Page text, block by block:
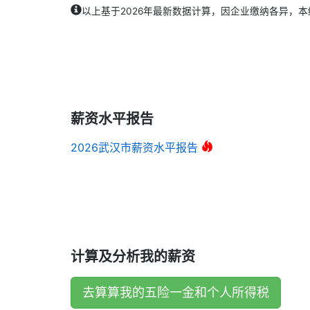
以上基于2026年最新数据计算，因企业缴纳各异，本
薪资水平报告
2026武汉市薪资水平报告
计算及分析我的薪资
去算算我的五险一金和个人所得税